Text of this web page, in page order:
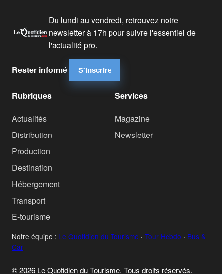
Du lundi au vendredi, retrouvez notre
newsletter à 17h pour suivre l'essentiel de
l'actualité pro.
Rester informé S'inscrire
Rubriques
Actualités
Distribution
Production
Destination
Hébergement
Transport
E-tourisme
Services
Magazine
Newsletter
Notre équipe : Le Quotidien du Tourisme · Tour Hebdo · Bus &
Car
© 2026 Le Quotidien du Tourisme. Tous droits réservés.